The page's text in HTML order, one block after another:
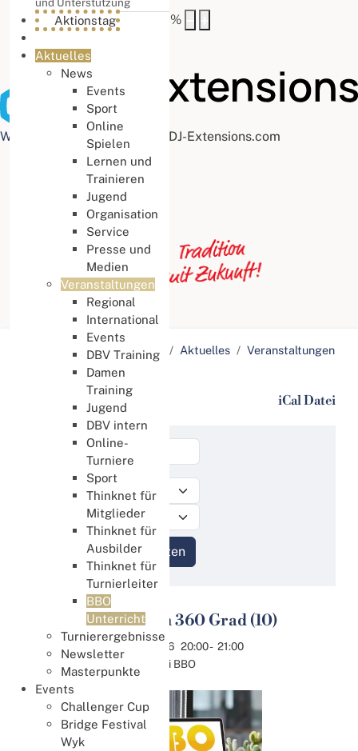
Buchstabenabstand
%
Web Accessibility plugin by DJ-Extensions.com
Aktionstag
Aktuelles
News
Events
Sport
Online
Spielen
Lernen und
Trainieren
Jugend
Organisation
Service
Presse und
Medien
Veranstaltungen
Regional
International
Events
DBV Training
Damen
Training
Jugend
DBV intern
Online-
Turniere
Sport
Thinknet für
Mitglieder
Thinknet für
Ausbilder
Thinknet für
Turnierleiter
BBO
Unterricht
Turnierergebnisse
Newsletter
Masterpunkte
Events
Challenger Cup
Bridge Festival
Wyk
Aktuelle Seite: Startseite Aktuelles
Veranstaltungen
BBO Unterricht
BBO Unterricht iCal Datei
11
Spielplan 360 Grad (10)
11.08.2026 20:00- 21:00
Online bei BBO